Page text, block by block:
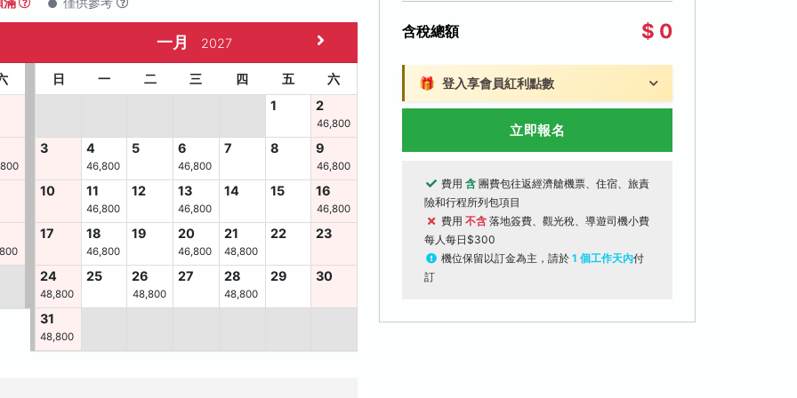
一月 2027
日 一 二 三 四 五
六
1
2
46,800
3 4
46,800
5 6
46,800
7 8 9
46,800
10 11
46,800
12 13
46,800
14 15 16
46,800
17 18
46,800
19 20
46,800
21
48,800
22 23
24
48,800
25 26
48,800
27 28
48,800
29 30
31
48,800
含稅總額 $ 0
🎁 登入享會員紅利點數
立即報名
費用 含 團費包往返經濟艙機票、住宿、旅責
險和行程所列包項目
費用 不含 落地簽費、觀光稅、導遊司機小費
每人每日$300
機位保留以訂金為主，請於 1 個工作天內付
訂